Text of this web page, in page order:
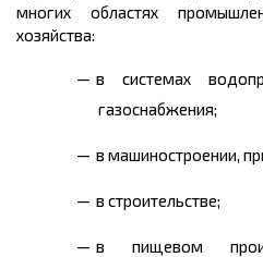
многих областях
хозяйства:
в системах
газоснабжения;
в машиностроении,
в строительстве;
в пищевом